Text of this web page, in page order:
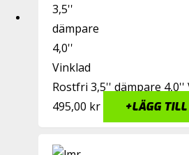
Rostfri 3,5'' dämpare 4,0''
495,00 kr +LÄGG TILL